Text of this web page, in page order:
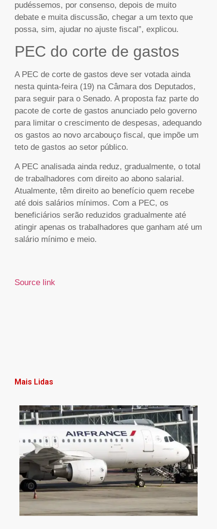
pudéssemos, por consenso, depois de muito
debate e muita discussão, chegar a um texto que
possa, sim, ajudar no ajuste fiscal”, explicou.
PEC do corte de gastos
A PEC de corte de gastos deve ser votada ainda
nesta quinta-feira (19) na Câmara dos Deputados,
para seguir para o Senado. A proposta faz parte do
pacote de corte de gastos anunciado pelo governo
para limitar o crescimento de despesas, adequando
os gastos ao novo arcabouço fiscal, que impõe um
teto de gastos ao setor público.
A PEC analisada ainda reduz, gradualmente, o total
de trabalhadores com direito ao abono salarial.
Atualmente, têm direito ao benefício quem recebe
até dois salários mínimos. Com a PEC, os
beneficiários serão reduzidos gradualmente até
atingir apenas os trabalhadores que ganham até um
salário mínimo e meio.
Source link
Mais Lidas